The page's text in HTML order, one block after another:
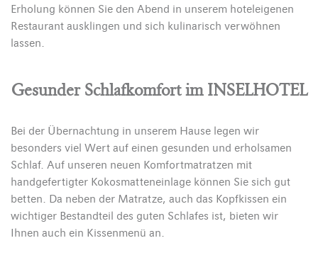
Erholung können Sie den Abend in unserem hoteleigenen
Restaurant ausklingen und sich kulinarisch verwöhnen
lassen.
Gesunder Schlafkomfort im INSELHOTEL
Bei der Übernachtung in unserem Hause legen wir
besonders viel Wert auf einen gesunden und erholsamen
Schlaf. Auf unseren neuen Komfortmatratzen mit
handgefertigter Kokosmatteneinlage können Sie sich gut
betten. Da neben der Matratze, auch das Kopfkissen ein
wichtiger Bestandteil des guten Schlafes ist, bieten wir
Ihnen auch ein Kissenmenü an.